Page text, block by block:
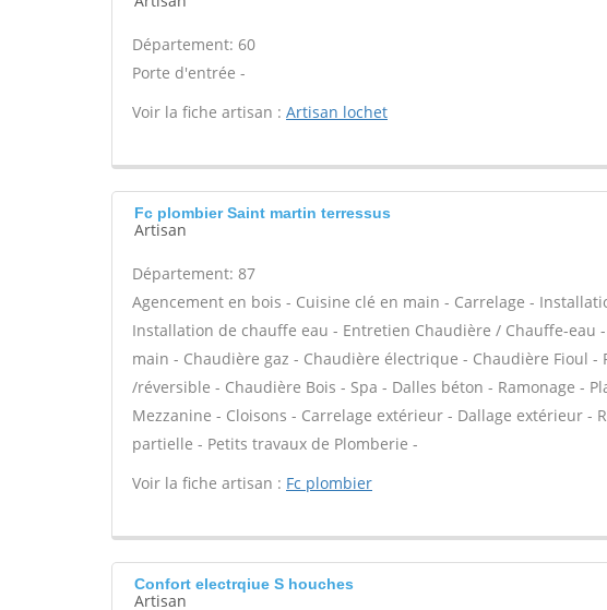
Département: 60
Porte d'entrée -
Voir la fiche artisan : Artisan lochet
Fc plombier Saint martin terressus
Artisan
Département: 87
Agencement en bois - Cuisine clé en main - Carrelage -
Installation de chauffe eau - Entretien Chaudière / Chauffe-eau
main - Chaudière gaz - Chaudière électrique - Chaudière Fioul
/réversible - Chaudière Bois - Spa - Dalles béton - Ramonage -
Mezzanine - Cloisons - Carrelage extérieur - Dallage extérieur -
partielle - Petits travaux de Plomberie -
Voir la fiche artisan : Fc plombier
Confort electrqiue S houches
Artisan